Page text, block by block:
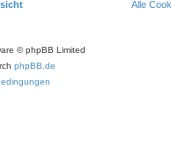
Alle
© phpBB Limited
phpBB.de